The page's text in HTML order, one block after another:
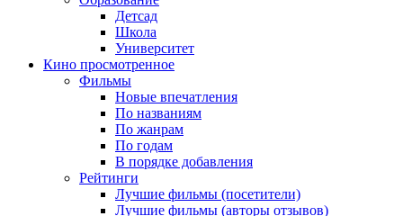
Детсад
Школа
Университет
Кино просмотренное
Фильмы
Новые впечатления
По названиям
По жанрам
По годам
В порядке добавления
Рейтинги
Лучшие фильмы (посетители)
Лучшие фильмы (авторы отзывов)